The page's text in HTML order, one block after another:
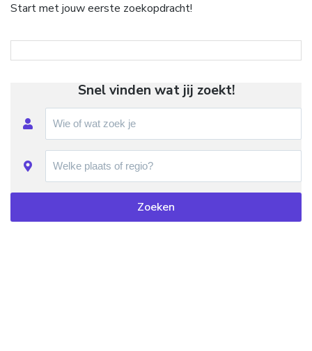
Start met jouw eerste zoekopdracht!
Snel vinden wat jij zoekt!